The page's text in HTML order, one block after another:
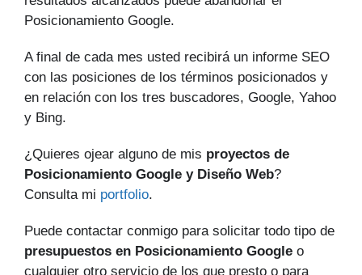
Posicionamiento Google.
A final de cada mes usted recibirá un informe SEO
con las posiciones de los términos posicionados y
en relación con los tres buscadores, Google, Yahoo
y Bing.
¿Quieres ojear alguno de mis proyectos de
Posicionamiento Google y Diseño Web?
Consulta mi portfolio.
Puede contactar conmigo para solicitar todo tipo de
presupuestos en Posicionamiento Google o
cualquier otro servicio de los que presto o para